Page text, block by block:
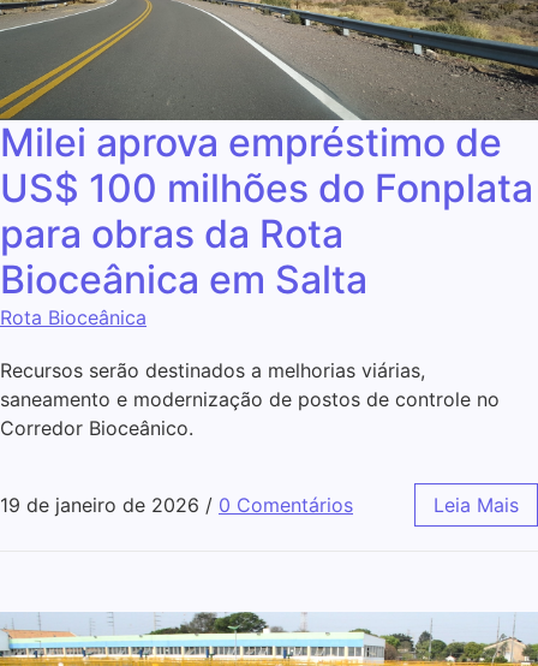
Milei aprova empréstimo de
US$ 100 milhões do Fonplata
para obras da Rota
Bioceânica em Salta
Rota Bioceânica​
Recursos serão destinados a melhorias viárias,
saneamento e modernização de postos de controle no
Corredor Bioceânico.
19 de janeiro de 2026 / 0 Comentários Leia Mais